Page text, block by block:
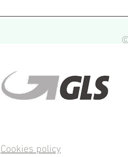
Cookies policy